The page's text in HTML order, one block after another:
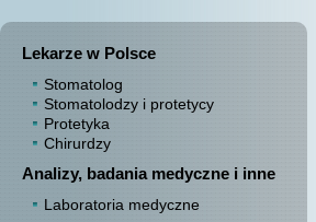
Lekarze w Polsce
Stomatolog
Stomatolodzy i protetycy
Protetyka
Chirurdzy
Analizy, badania medyczne i inne
Laboratoria medyczne